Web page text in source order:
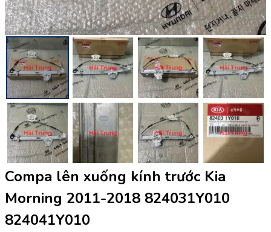
Compa lên xuống kính trước Kia
Morning 2011-2018 824031Y010
824041Y010